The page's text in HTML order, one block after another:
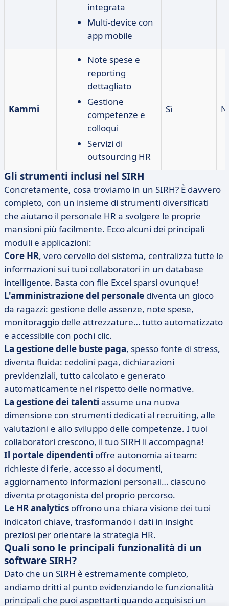
integrata
Multi-device con
app mobile
Kammi
Note spese e
reporting
dettagliato
Gestione
competenze e
colloqui
Servizi di
outsourcing HR
Sì
Gli strumenti inclusi nel SIRH
Concretamente, cosa troviamo in un SIRH? È davvero
completo, con un insieme di strumenti diversificati
che aiutano il personale HR a svolgere le proprie
mansioni più facilmente. Ecco alcuni dei principali
moduli e applicazioni:
Core HR, vero cervello del sistema, centralizza tutte le
informazioni sui tuoi collaboratori in un database
intelligente. Basta con file Excel sparsi ovunque!
L'amministrazione del personale diventa un gioco
da ragazzi: gestione delle assenze, note spese,
monitoraggio delle attrezzature… tutto automatizzato
e accessibile con pochi clic.
La gestione delle buste paga, spesso fonte di stress,
diventa fluida: cedolini paga, dichiarazioni
previdenziali, tutto calcolato e generato
automaticamente nel rispetto delle normative.
La gestione dei talenti assume una nuova
dimensione con strumenti dedicati al recruiting, alle
valutazioni e allo sviluppo delle competenze. I tuoi
collaboratori crescono, il tuo SIRH li accompagna!
Il portale dipendenti offre autonomia ai team:
richieste di ferie, accesso ai documenti,
aggiornamento informazioni personali… ciascuno
diventa protagonista del proprio percorso.
Le HR analytics offrono una chiara visione dei tuoi
indicatori chiave, trasformando i dati in insight
preziosi per orientare la strategia HR.
Quali sono le principali funzionalità di un
software SIRH?
Dato che un SIRH è estremamente completo,
andiamo dritti al punto evidenziando le funzionalità
principali che puoi aspettarti quando acquisisci un